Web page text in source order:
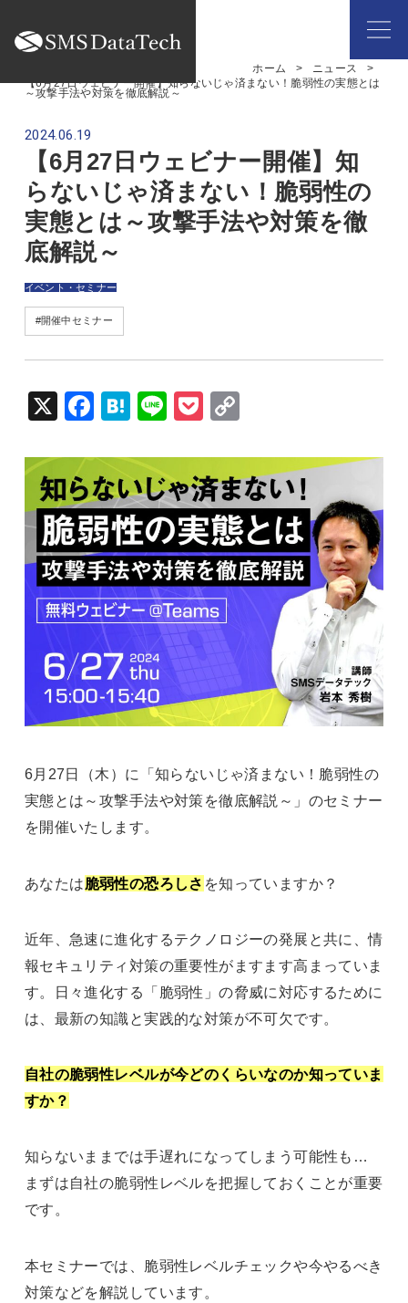
ホーム
ニュース
【6月27日ウェビナー開催】知らないじゃ済まない！脆弱性の実態とは
～攻撃手法や対策を徹底解説～
2024.06.19
【6月27日ウェビナー開催】知
らないじゃ済まない！脆弱性の
実態とは～攻撃手法や対策を徹
底解説～
イベント・セミナー
#開催中セミナー
Fac
ok
Hat
Lin
Poc
nk
6月27日（木）に「知らないじゃ済まない！脆弱性の
実態とは～攻撃手法や対策を徹底解説～」のセミナー
を開催いたします。
あなたは脆弱性の恐ろしさ を知っていますか？
近年、急速に進化するテクノロジーの発展と共に、情
報セキュリティ対策の重要性がますます高まっていま
す。日々進化する「脆弱性」の脅威に対応するために
は、最新の知識と実践的な対策が不可欠です。
自社の脆弱性レベルが今どのくらいなのか知っていま
すか？
知らないままでは手遅れになってしまう可能性も…
まずは自社の脆弱性レベルを把握しておくことが重要
です。
本セミナーでは、脆弱性レベルチェックや今やるべき
対策などを解説しています。